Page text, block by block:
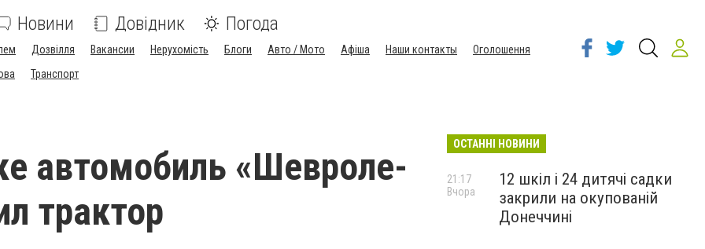
Новини Довідник Погода
Дозвілля Вакансии Нерухомість Блоги Авто / Мото Афіша Наши контакты
Оголошення
Транспорт
автомобиль «Шевроле-
трактор
ОСТАННІ НОВИНИ
12 шкіл і 24 дитячі садки
закрили на окупованій
Донеччині
21:17
Вчора